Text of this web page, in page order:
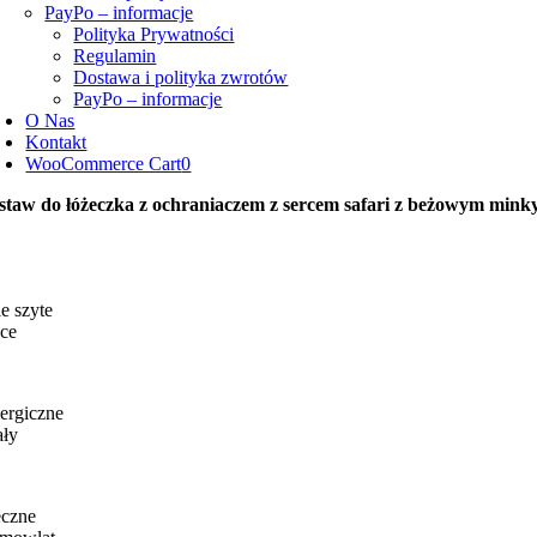
PayPo – informacje
Polityka Prywatności
Regulamin
Dostawa i polityka zwrotów
PayPo – informacje
O Nas
Kontakt
WooCommerce Cart0
do łóżeczka z ochraniaczem z sercem safari z beżowym
szyte